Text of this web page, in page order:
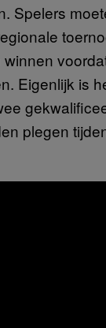
Spelers
Eigenlijk is
plegen